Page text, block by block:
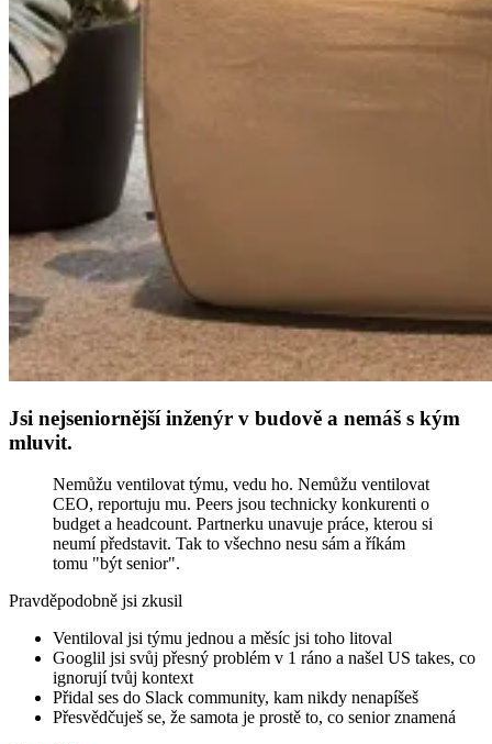
Jsi nejseniornější inženýr v budově a nemáš s kým
mluvit.
Nemůžu ventilovat týmu, vedu ho. Nemůžu ventilovat
CEO, reportuju mu. Peers jsou technicky konkurenti o
budget a headcount. Partnerku unavuje práce, kterou si
neumí představit. Tak to všechno nesu sám a říkám
tomu "být senior".
Pravděpodobně jsi zkusil
Ventiloval jsi týmu jednou a měsíc jsi toho litoval
Googlil jsi svůj přesný problém v 1 ráno a našel US takes, co
ignorují tvůj kontext
Přidal ses do Slack community, kam nikdy nenapíšeš
Přesvědčuješ se, že samota je prostě to, co senior znamená